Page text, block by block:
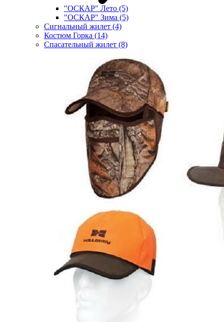
"ОСКАР" Лето (5)
"ОСКАР" Зима (5)
Сигнальный жилет (4)
Костюм Горка (14)
Спасательный жилет (8)